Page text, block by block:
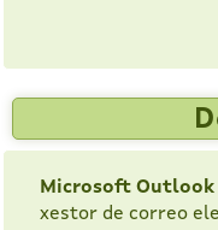
Microsoft Outlook
xestor de correo